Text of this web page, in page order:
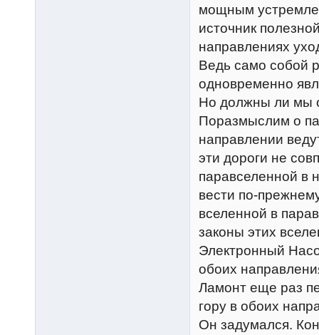
мощным
источник
направлениях
Ведь само собой
одновременно
Но должны ли мы
Поразмыслим о
направлении
эти дороги не
паравселенной в
вести по-
вселенной в
законы этих
Электронный
обоих
Ламонт еще раз
гору в обоих
Он задумался.